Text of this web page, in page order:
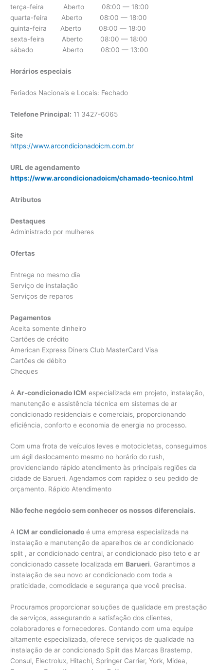
terça-feira Aberto 08:00 — 18:00
quarta-feira Aberto 08:00 — 18:00
quinta-feira Aberto 08:00 — 18:00
sexta-feira Aberto 08:00 — 18:00
sábado Aberto 08:00 — 13:00
Horários especiais
Feriados Nacionais e Locais: Fechado
Telefone Principal: 11 3427-6065
Site
https://www.arcondicionadoicm.com.br
URL de agendamento
https://www.arcondicionadoicm/chamado-tecnico.html
Atributos
Destaques
Administrado por mulheres
Ofertas
Entrega no mesmo dia
Serviço de instalação
Serviços de reparos
Pagamentos
Aceita somente dinheiro
Cartões de crédito
American Express Diners Club MasterCard Visa
Cartões de débito
Cheques
A Ar-condicionado ICM especializada em projeto, instalação,
manutenção e assistência técnica em sistemas de ar
condicionado residenciais e comerciais, proporcionando
eficiência, conforto e economia de energia no processo.
Com uma frota de veículos leves e motocicletas, conseguimos
um ágil deslocamento mesmo no horário do rush,
providenciando rápido atendimento às principais regiões da
cidade de Barueri. Agendamos com rapidez o seu pedido de
orçamento. Rápido Atendimento
Não feche negócio sem conhecer os nossos diferenciais.
A ICM ar condicionado é uma empresa especializada na
instalação e manutenção de aparelhos de ar condicionado
split , ar condicionado central, ar condicionado piso teto e ar
condicionado cassete localizada em Barueri. Garantimos a
instalação de seu novo ar condicionado com toda a
praticidade, comodidade e segurança que você precisa.
Procuramos proporcionar soluções de qualidade em prestação
de serviços, assegurando a satisfação dos clientes,
colaboradores e fornecedores. Contando com uma equipe
altamente especializada, oferece serviços de qualidade na
instalação de ar condicionado Split das Marcas Brastemp,
Consul, Electrolux, Hitachi, Springer Carrier, York, Midea,